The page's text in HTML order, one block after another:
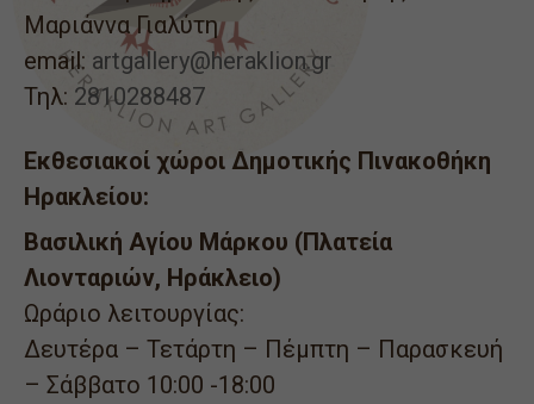
Μαριάννα Γιαλύτη
email: artgallery@heraklion.gr
Τηλ: 2810288487
Εκθεσιακοί χώροι Δημοτικής Πινακοθήκη
Ηρακλείου:
Βασιλική Αγίου Μάρκου (Πλατεία
Λιονταριών, Ηράκλειο)
Ωράριο λειτουργίας:
Δευτέρα – Τετάρτη – Πέμπτη – Παρασκευή
– Σάββατο 10:00 -18:00